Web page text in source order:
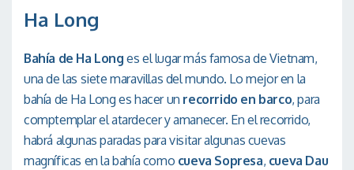
Ha Long
Bahía de Ha Long es el lugar más famosa de Vietnam,
una de las siete maravillas del mundo. Lo mejor en la
bahía de Ha Long es hacer un recorrido en barco, para
comptemplar el atardecer y amanecer. En el recorrido,
habrá algunas paradas para visitar algunas cuevas
magníficas en la bahía como cueva Sopresa, cueva Dau